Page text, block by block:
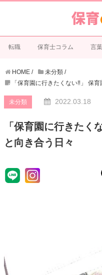
転職 保育士コラム 言
HOME / 未分類 /
「保育園に行きたくない‼」 保育
未分類 2022.03.18
「保育園に行きたく
と向き合う日々